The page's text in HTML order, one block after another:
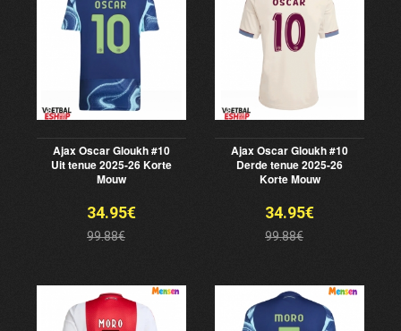
Ajax Oscar Gloukh #10
Uit tenue 2025-26 Korte
Mouw
34.95€
99.88€
Ajax Oscar Gloukh #10
Derde tenue 2025-26
Korte Mouw
34.95€
99.88€